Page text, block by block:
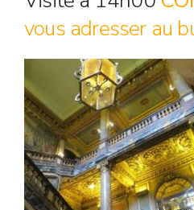
vous adresser au